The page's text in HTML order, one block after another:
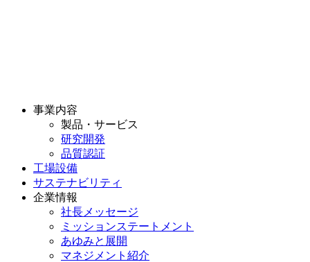
事業内容
製品・サービス
研究開発
品質認証
工場設備
サステナビリティ
企業情報
社長メッセージ
ミッションステートメント
あゆみと展開
マネジメント紹介